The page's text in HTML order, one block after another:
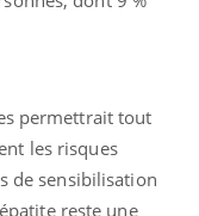
permettrait tout
les risques
de sensibilisation
reste une